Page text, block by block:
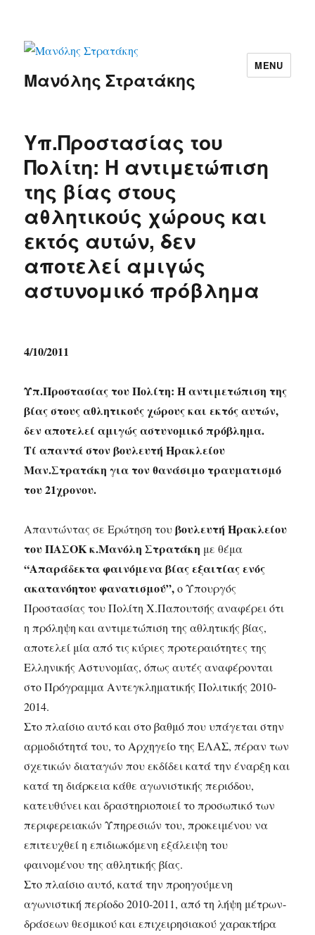
Μανόλης Στρατάκης
MENU
Υπ.Προστασίας του
Πολίτη: Η αντιμετώπιση
της βίας στους
αθλητικούς χώρους και
εκτός αυτών, δεν
αποτελεί αμιγώς
αστυνομικό πρόβλημα
4/10/2011
Υπ.Προστασίας του Πολίτη: Η αντιμετώπιση της
βίας στους αθλητικούς χώρους και εκτός αυτών,
δεν αποτελεί αμιγώς αστυνομικό πρόβλημα.
Τί απαντά στον βουλευτή Ηρακλείου
Μαν.Στρατάκη για τον θανάσιμο τραυματισμό
του 21χρονου.
Απαντώντας σε Ερώτηση τουβουλευτή Ηρακλείου
του ΠΑΣΟΚ κ.Μανόλη Στρατάκη με θέμα
“Απαράδεκτα φαινόμενα βίας εξαιτίας ενός
ακατανόητου φανατισμού”,ο Υπουργός
Προστασίας του Πολίτη Χ.Παπουτσής αναφέρει ότι
η πρόληψη και αντιμετώπιση της αθλητικής βίας,
αποτελεί μία από τις κύριες προτεραιότητες της
Ελληνικής Αστυνομίας, όπως αυτές αναφέρονται
στο Πρόγραμμα Αντεγκληματικής Πολιτικής 2010-
2014.
Στο πλαίσιο αυτό και στο βαθμό που υπάγεται στην
αρμοδιότητά του, το Αρχηγείο της ΕΛΑΣ, πέραν των
σχετικών διαταγών που εκδίδει κατά την έναρξη και
κατά τη διάρκεια κάθε αγωνιστικής περιόδου,
κατευθύνει και δραστηριοποιεί το προσωπικό των
περιφερειακών Υπηρεσιών του, προκειμένου να
επιτευχθεί η επιδιωκόμενη εξάλειψη του
φαινομένου της αθλητικής βίας.
Στο πλαίσιο αυτό, κατά την προηγούμενη
αγωνιστική περίοδο 2010-2011, από τη λήψη μέτρων-
δράσεων θεσμικού και επιχειρησιακού χαρακτήρα